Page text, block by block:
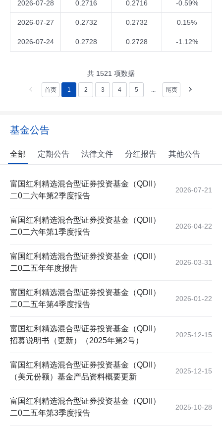
2026-07-28 0.2716 0.2716 -0.59%
2026-07-27 0.2732 0.2732 0.15%
2026-07-24 0.2728 0.2728 -1.12%
共 1521 项数据
首页 1 2 3 4 5 ... 尾页
基金公告
全部 定期公告 法律文件 分红报告 其他公告
富国红利精选混合型证券投资基金（QDII）
二0二六年第2季度报告
2026-07-21
富国红利精选混合型证券投资基金（QDII）
二0二六年第1季度报告
2026-04-22
富国红利精选混合型证券投资基金（QDII）
二0二五年年度报告
2026-03-31
富国红利精选混合型证券投资基金（QDII）
二0二五年第4季度报告
2026-01-22
富国红利精选混合型证券投资基金（QDII）
招募说明书（更新）（2025年第2号）
2025-12-15
富国红利精选混合型证券投资基金（QDII）
（美元份额）基金产品资料概要更新
2025-12-15
富国红利精选混合型证券投资基金（QDII）
二0二五年第3季度报告
2025-10-28